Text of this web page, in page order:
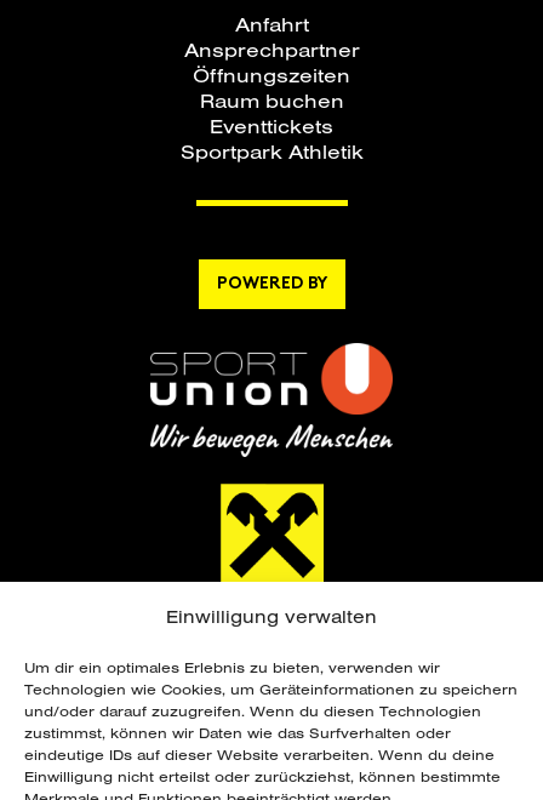
Einwilligung verwalten
Um dir ein optimales Erlebnis zu bieten, verwenden wir
Technologien wie Cookies, um Geräteinformationen zu speichern
und/oder darauf zuzugreifen. Wenn du diesen Technologien
zustimmst, können wir Daten wie das Surfverhalten oder
eindeutige IDs auf dieser Website verarbeiten. Wenn du deine
Einwilligung nicht erteilst oder zurückziehst, können bestimmte
Anfahrt
Ansprechpartner
Öffnungszeiten
Raum buchen
Eventtickets
Sportpark Athletik
POWERED BY
Copyright ©2026 Sportunion Steiermark. Alle